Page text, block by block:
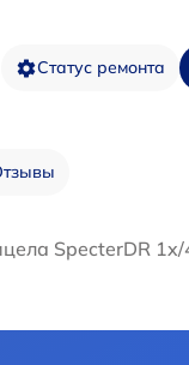
Статус ремонта
SpecterDR